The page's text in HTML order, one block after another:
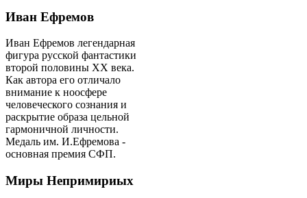
Иван Ефремов
Иван Ефремов легендарная
фигура русской фантастики
второй половины ХХ века.
Как автора его отличало
внимание к ноосфере
человеческого сознания и
раскрытие образа цельной
гармоничной личности.
Медаль им. И.Ефремова -
основная премия СФП.
Миры Непримириых